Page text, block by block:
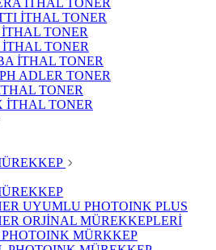
İTHAL TONER
TONER
İTHAL TONER
İTHAL TONER
ADLER TONER
TONER
İTHAL TONER
UYUMLU PHOTOINK PLUS
ORJİNAL MÜREKKEPLERİ
PHOTOINK MÜRKKEP